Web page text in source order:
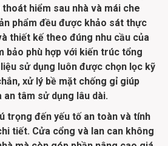
hiểm sau nhà và mái che
phẩm đều được khảo sát thực
thiết kế theo đúng nhu cầu của
bảo phù hợp với kiến trúc tổng
sử dụng luôn được chọn lọc kỹ
xử lý bề mặt chống gỉ giúp
tâm sử dụng lâu dài.
trọng đến yếu tố an toàn và tính
tiết. Cửa cổng và lan can không